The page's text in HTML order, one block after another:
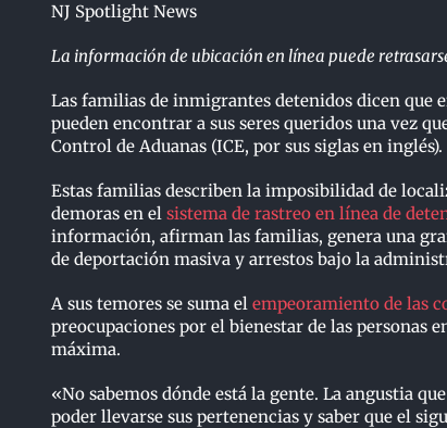
NJ Spotlight News
La información de ubicación en línea puede
Las familias de inmigrantes detenidos dicen
pueden encontrar a sus seres queridos una vez
Control de Aduanas (ICE, por sus siglas en inglés).
Estas familias describen la imposibilidad de
demoras en el sistema de rastreo en línea de
información, afirman las familias, genera una
de deportación masiva y arrestos bajo la
A sus temores se suma el empeoramiento de las
preocupaciones por el bienestar de las personas
máxima.
«No sabemos dónde está la gente. La angustia
poder llevarse sus pertenencias y saber que el